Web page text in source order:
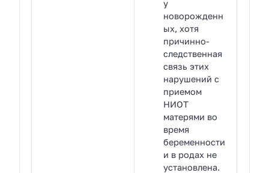
у
новорожденн
ых, хотя
причинно-
следственная
связь этих
нарушений с
приемом
НИОТ
матерями во
время
беременности
и в родах не
установлена.